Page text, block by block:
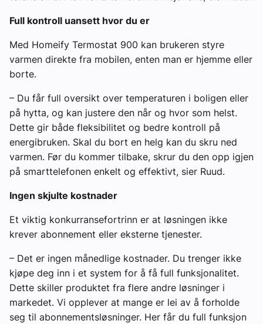
Full kontroll uansett hvor du er
Med Homeify Termostat 900 kan brukeren styre
varmen direkte fra mobilen, enten man er hjemme eller
borte.
– Du får full oversikt over temperaturen i boligen eller
på hytta, og kan justere den når og hvor som helst.
Dette gir både fleksibilitet og bedre kontroll på
energibruken. Skal du bort en helg kan du skru ned
varmen. Før du kommer tilbake, skrur du den opp igjen
på smarttelefonen enkelt og effektivt, sier Ruud.
Ingen skjulte kostnader
Et viktig konkurransefortrinn er at løsningen ikke
krever abonnement eller eksterne tjenester.
– Det er ingen månedlige kostnader. Du trenger ikke
kjøpe deg inn i et system for å få full funksjonalitet.
Dette skiller produktet fra flere andre løsninger i
markedet. Vi opplever at mange er lei av å forholde
seg til abonnementsløsninger. Her får du full funksjon